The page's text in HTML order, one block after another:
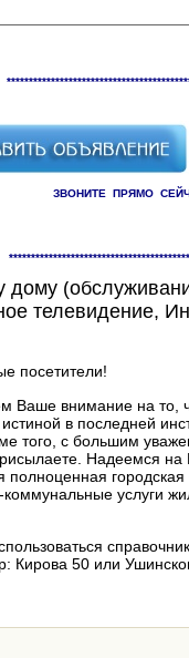
ЗВОНИТЕ ПРЯМО
Вы сможете найти
дому
телевидение,
посетители!
Ваше внимание на то,
истиной в последней
того, с большим
Надеемся
полноценная
услуги
Кирова 50 или